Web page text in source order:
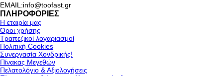
EMAIL:info@toofast.gr
ΠΛΗΡΟΦΟΡΙΕΣ
Η εταιρία μας
Όροι χρήσης
Τραπεζικοί λογαριασμοί
Πολιτική Cookies
Συνεργασία Χονδρικής!
Πίνακας Μεγεθών
Πελατολόγιο & Αξιολογήσεις